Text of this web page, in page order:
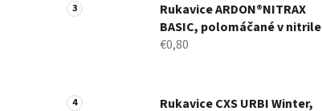
Rukavice ARDON®NITRAX
BASIC, polomáčané v nitrile
€0,80
Rukavice CXS URBI Winter,